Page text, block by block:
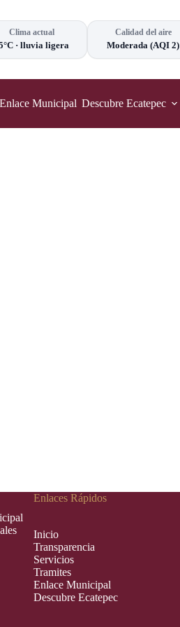
Clima actual
· lluvia ligera
Calidad del aire
Moderada (AQI 2)
Enlace Municipal Descubre Ecatepec
Enlaces Rápidos
Inicio
Transparencia
Servicios
Tramites
Enlace Municipal
Descubre Ecatepec